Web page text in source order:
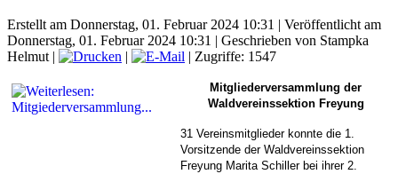
Erstellt am Donnerstag, 01. Februar 2024 10:31 | Veröffentlicht am
Donnerstag, 01. Februar 2024 10:31 | Geschrieben von Stampka
Helmut | | | Zugriffe: 1547
Mitgliederversammlung der
Waldvereinssektion Freyung
31 Vereinsmitglieder konnte die 1.
Vorsitzende der Waldvereinssektion
Freyung Marita Schiller bei ihrer 2.